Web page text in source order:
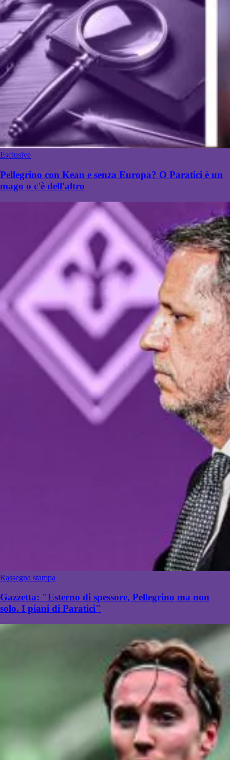
Esclusive
Pellegrino con Kean e senza Europa? O Paratici è un
mago o c'è dell'altro
Rassegna stampa
Gazzetta: "Esterno di spessore, Pellegrino ma non
solo. I piani di Paratici"